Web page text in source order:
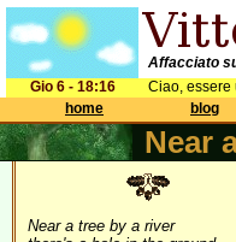
Affacciato
Gio 6 - 18:16
Ciao, essere
home
blog
Near
Near a tree by a river